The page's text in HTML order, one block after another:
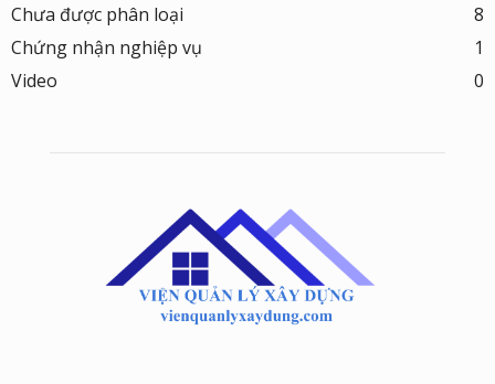
Chưa được phân loại
8
Chứng nhận nghiệp vụ
1
Video
0